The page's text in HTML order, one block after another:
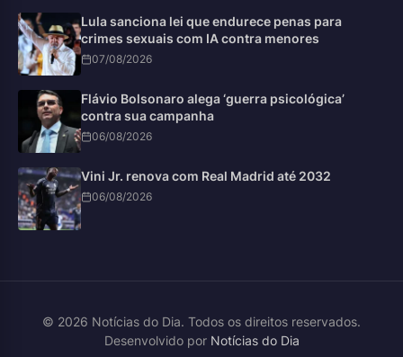
Lula sanciona lei que endurece penas para
crimes sexuais com IA contra menores
07/08/2026
Flávio Bolsonaro alega ‘guerra psicológica’
contra sua campanha
06/08/2026
Vini Jr. renova com Real Madrid até 2032
06/08/2026
© 2026 Notícias do Dia. Todos os direitos reservados.
Desenvolvido por Notícias do Dia